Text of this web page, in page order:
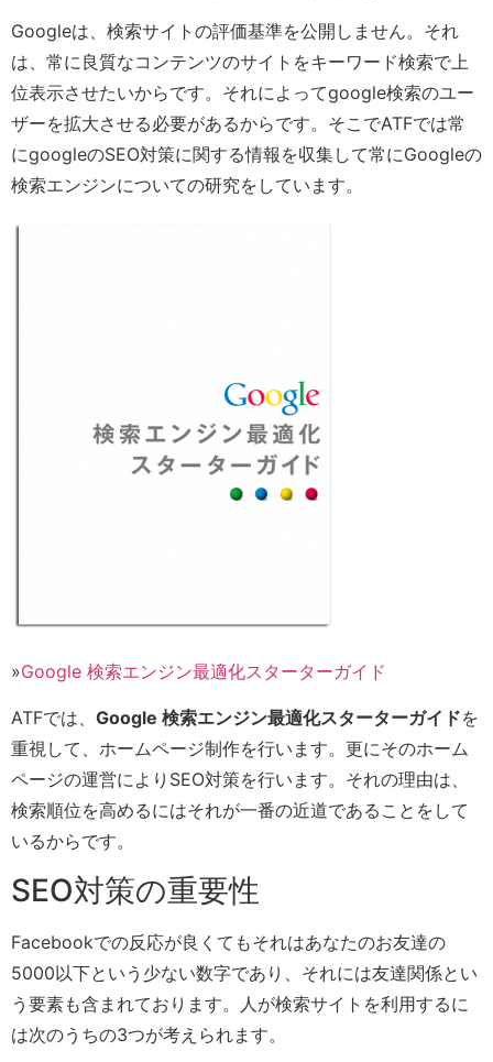
Googleは、検索サイトの評価基準を公開しません。それ
は、常に良質なコンテンツのサイトをキーワード検索で上
位表示させたいからです。それによってgoogle検索のユー
ザーを拡大させる必要があるからです。そこでATFでは常
にgoogleのSEO対策に関する情報を収集して常にGoogleの
検索エンジンについての研究をしています。
»Google 検索エンジン最適化スターターガイド
ATFでは、 Google 検索エンジン最適化スターターガイドを
重視して、ホームページ制作を行います。更にそのホーム
ページの運営によりSEO対策を行います。それの理由は、
検索順位を高めるにはそれが一番の近道であることをして
いるからです。
SEO対策の重要性
Facebookでの反応が良くてもそれはあなたのお友達の
5000以下という少ない数字であり、それには友達関係とい
う要素も含まれております。人が検索サイトを利用するに
は次のうちの3つが考えられます。